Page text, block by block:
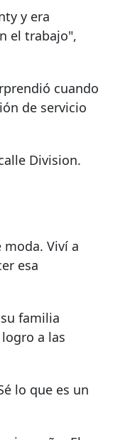
y era
el trabajo",
cuando
de servicio
Division.
Viví a
esa
familia
a las
lo que es un